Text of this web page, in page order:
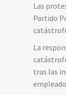
Las
Partido
La
tras las